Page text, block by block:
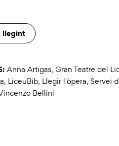
llegint
Anna Artigas, Gran Teatre del
, LiceuBib, Llegir l'òpera, Servei
Bellini